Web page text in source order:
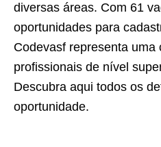
diversas áreas. Com 61
oportunidades para
Codevasf representa uma
profissionais de nível
Descubra aqui todos os
oportunidade.